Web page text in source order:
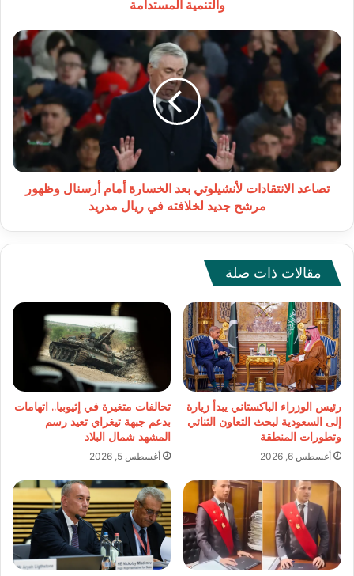
والتنمية المستدامة
تصاعد
الانتقادات
لأنشيلوتي
بعد
الخسارة
أمام
أرسنال
وظهور
مرشح
جديدتصاعد الانتقادات لأنشيلوتي بعد الخسارة أمام أرسنال وظهور
مرشح جديد لخلافته في ريال مدريد
مقالات ذات صلة
رئيس الوزراء الباكستاني يبدأ زيارة
إلى السعودية لبحث التعاون الثنائي
وتطورات المنطقة
أغسطس 6, 2026
تحالفات متغيرة في إثيوبيا.. اتهامات
بدعم جبهة تيغراي تعيد رسم
المشهد شمال البلاد
أغسطس 5, 2026